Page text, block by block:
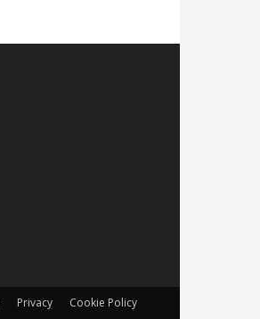
Privacy Cookie Policy